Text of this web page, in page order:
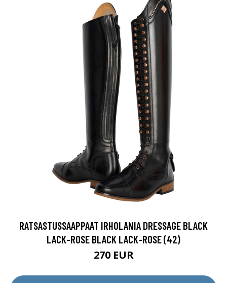
RATSASTUSSAAPPAAT IRHOLANIA DRESSAGE BLACK
LACK-ROSE BLACK LACK-ROSE (42)
270 EUR